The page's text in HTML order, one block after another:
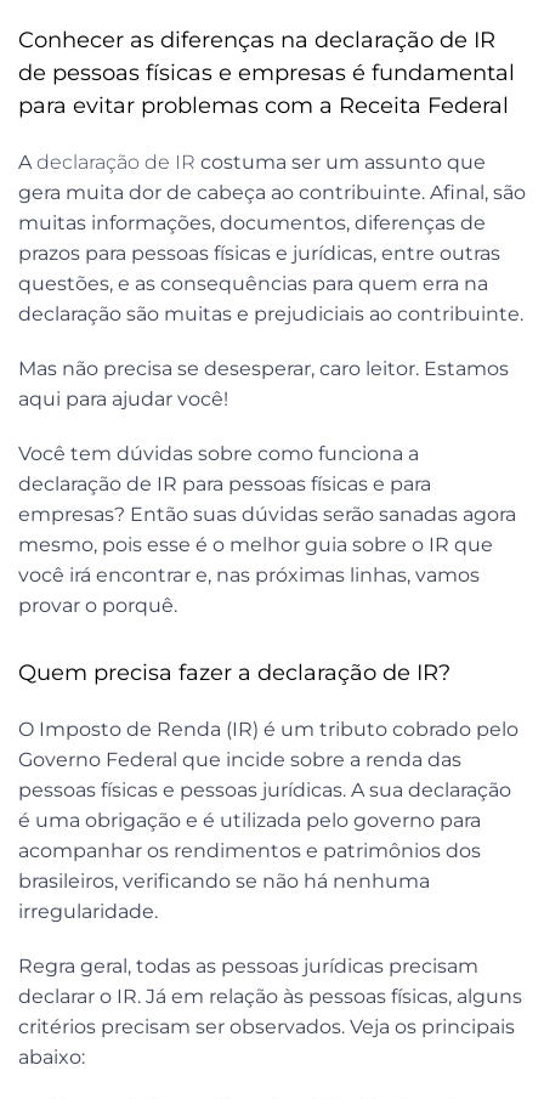
Conhecer as diferenças na declaração de IR
de pessoas físicas e empresas é fundamental
para evitar problemas com a Receita Federal
Adeclaração de IR costuma ser um assunto que
gera muita dor de cabeça ao contribuinte. Afinal, são
muitas informações, documentos, diferenças de
prazos para pessoas físicas e jurídicas, entre outras
questões, e as consequências para quem erra na
declaração são muitas e prejudiciais ao contribuinte.
Mas não precisa se desesperar, caro leitor. Estamos
aqui para ajudar você!
Você tem dúvidas sobre como funciona a
declaração de IR para pessoas físicas e para
empresas? Então suas dúvidas serão sanadas agora
mesmo, pois esse é o melhor guia sobre o IR que
você irá encontrar e, nas próximas linhas, vamos
provar o porquê.
Quem precisa fazer a declaração de IR?
O Imposto de Renda (IR) é um tributo cobrado pelo
Governo Federal que incide sobre a renda das
pessoas físicas e pessoas jurídicas. A sua declaração
é uma obrigação e é utilizada pelo governo para
acompanhar os rendimentos e patrimônios dos
brasileiros, verificando se não há nenhuma
irregularidade.
Regra geral, todas as pessoas jurídicas precisam
declarar o IR. Já em relação às pessoas físicas, alguns
critérios precisam ser observados. Veja os principais
abaixo: